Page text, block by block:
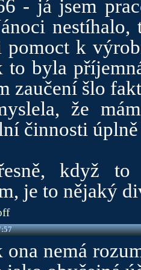
- já jsem
nestíhalo,
pomoct k
to byla
zaučení šlo
že
činnosti
když to
je to nějaký
ona nemá